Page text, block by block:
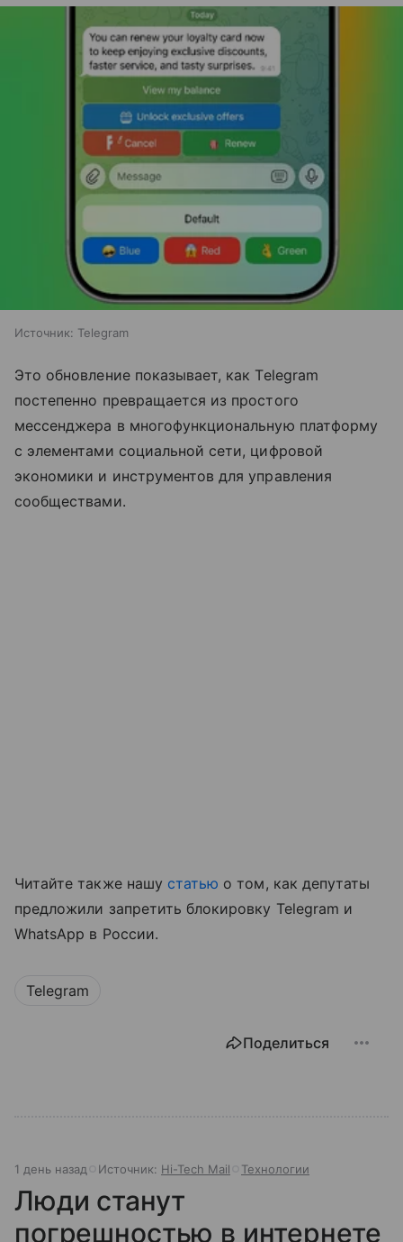
Источник: Telegram
Это обновление показывает, как Telegram
постепенно превращается из простого
мессенджера в многофункциональную платформу
с элементами социальной сети, цифровой
экономики и инструментов для управления
сообществами.
Читайте также нашу статью о том, как депутаты
предложили запретить блокировку Telegram и
WhatsApp в России.
Telegram
Поделиться
1 день назад Источник: Hi-Tech Mail Технологии
Люди станут
погрешностью в интернете